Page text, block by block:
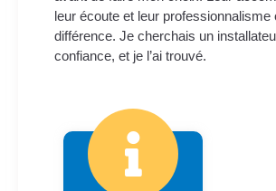
leur écoute et leur professionnalisme
différence. Je cherchais un
confiance, et je l’ai trouvé.